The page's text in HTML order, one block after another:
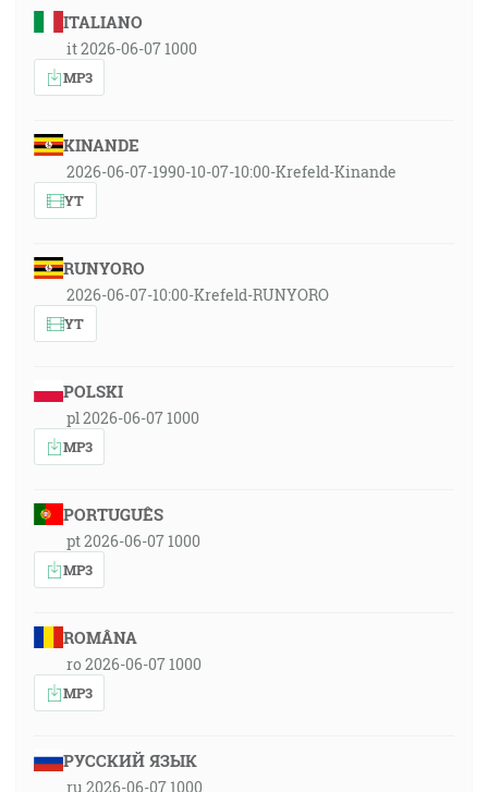
ITALIANO
it 2026-06-07 1000
MP3
KINANDE
2026-06-07-1990-10-07-10:00-Krefeld-Kinande
YT
RUNYORO
2026-06-07-10:00-Krefeld-RUNYORO
YT
POLSKI
pl 2026-06-07 1000
MP3
PORTUGUÊS
pt 2026-06-07 1000
MP3
ROMÂNA
ro 2026-06-07 1000
MP3
РУССКИЙ ЯЗЫК
ru 2026-06-07 1000